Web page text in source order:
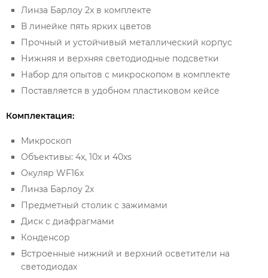
Линза Барлоу 2x в комплекте
В линейке пять ярких цветов
Прочный и устойчивый металлический корпус
Нижняя и верхняя светодиодные подсветки
Набор для опытов с микроскопом в комплекте
Поставляется в удобном пластиковом кейсе
Комплектация:
Микроскоп
Объективы: 4х, 10х и 40хs
Окуляр WF16х
Линза Барлоу 2x
Предметный столик с зажимами
Диск с диафрагмами
Конденсор
Встроенные нижний и верхний осветители на
светодиодах